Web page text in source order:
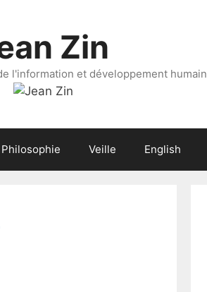
Zin
l'information et développement humain
Philosophie Veille English